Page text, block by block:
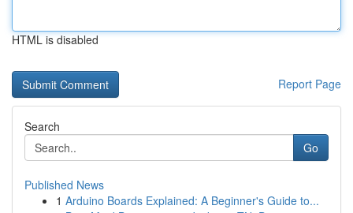
HTML is disabled
Report Page
Search
Go
Published News
1 Arduino Boards Explained: A Beginner's Guide to...